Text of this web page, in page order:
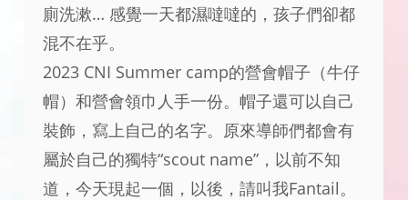
廁洗漱… 感覺一天都濕噠噠的，孩子們卻都
混不在乎。
2023 CNI Summer camp的營會帽子（牛仔
帽）和營會領巾人手一份。帽子還可以自己
裝飾，寫上自己的名字。原來導師們都會有
屬於自己的獨特“scout name”，以前不知
道，今天現起一個，以後，請叫我Fantail。